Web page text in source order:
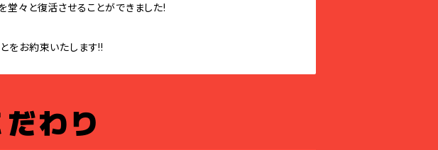
々と復活させることができました!
をお約束いたします!!
わり